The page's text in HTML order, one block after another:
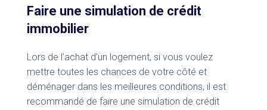
Faire une simulation de crédit
immobilier
Lors de l’achat d’un logement, si vous voulez
mettre toutes les chances de votre côté et
déménager dans les meilleures conditions, il est
recommandé de faire une simulation de crédit